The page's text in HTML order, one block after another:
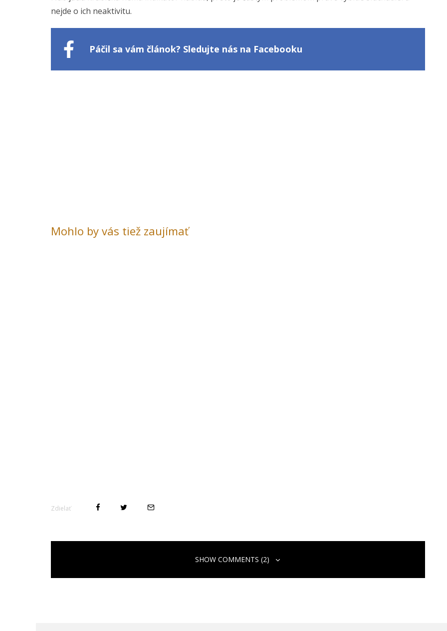
nejde o ich neaktivitu.
Páčil sa vám článok? Sledujte nás na Facebooku
Mohlo by vás tiež zaujímať
Zdielať
SHOW COMMENTS (2)